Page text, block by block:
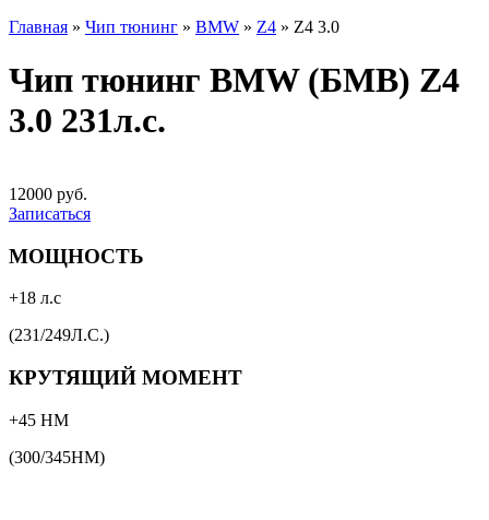
Главная » Чип тюнинг » BMW » Z4 » Z4 3.0
Чип тюнинг BMW (БМВ) Z4
3.0 231л.с.
12000 руб.
Записаться
МОЩНОСТЬ
+18 л.с
(231/249Л.С.)
КРУТЯЩИЙ МОМЕНТ
+45 НМ
(300/345НМ)